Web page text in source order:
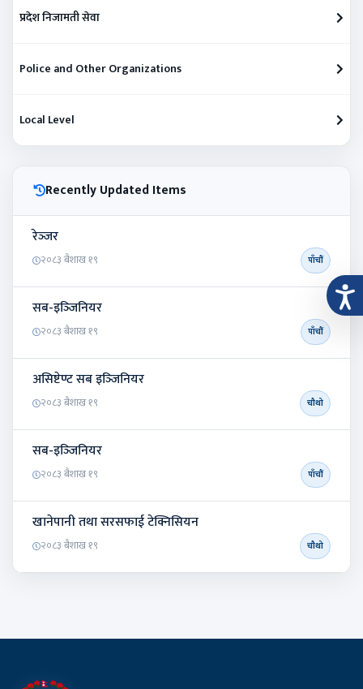
प्रदेश निजामती सेवा
Police and Other Organizations
Local Level
Recently Updated Items
रेञ्‍जर
२०८३ बैशाख १९ पाँचौं
सब-इञ्‍जिनियर
२०८३ बैशाख १९ पाँचौं
असिष्टेण्ट सब इञ्‍जिनियर
२०८३ बैशाख १९ चौथो
सब-इञ्‍जिनियर
२०८३ बैशाख १९ पाँचौं
खानेपानी तथा सरसफाई टेक्निसियन
२०८३ बैशाख १९ चौथो